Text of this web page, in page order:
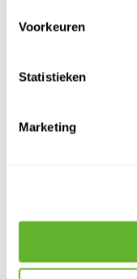
Voorkeuren
Statistieken
Marketing